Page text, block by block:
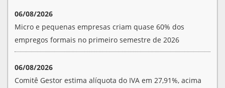
06/08/2026
Micro e pequenas empresas criam quase 60% dos
empregos formais no primeiro semestre de 2026
06/08/2026
Comitê Gestor estima alíquota do IVA em 27,91%, acima